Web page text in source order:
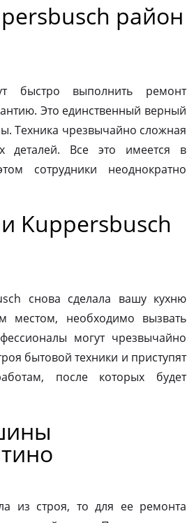
район
быстро выполнить ремонт
Это единственный верный
Техника чрезвычайно сложная
деталей. Все это имеется в
сотрудники неоднократно
Kuppersbusch
снова сделала вашу кухню
местом, необходимо вызвать
могут чрезвычайно
бытовой техники и приступят
после которых будет
из строя, то для ее ремонта